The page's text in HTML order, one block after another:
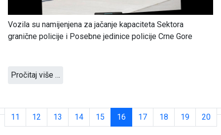
Vozila su namijenjena za jačanje kapaciteta Sektora
granične policije i Posebne jedinice policije Crne Gore
Pročitaj više …
11 12 13 14 15 16 17 18 19 20